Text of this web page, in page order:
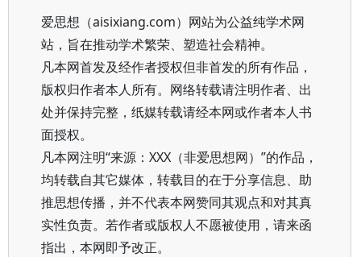
爱思想（aisixiang.com）网站为公益纯学术网
站，旨在推动学术繁荣、塑造社会精神。
凡本网首发及经作者授权但非首发的所有作品，
版权归作者本人所有。网络转载请注明作者、出
处并保持完整，纸媒转载请经本网或作者本人书
面授权。
凡本网注明“来源：XXX（非爱思想网）”的作品，
均转载自其它媒体，转载目的在于分享信息、助
推思想传播，并不代表本网赞同其观点和对其真
实性负责。若作者或版权人不愿被使用，请来函
指出，本网即予改正。